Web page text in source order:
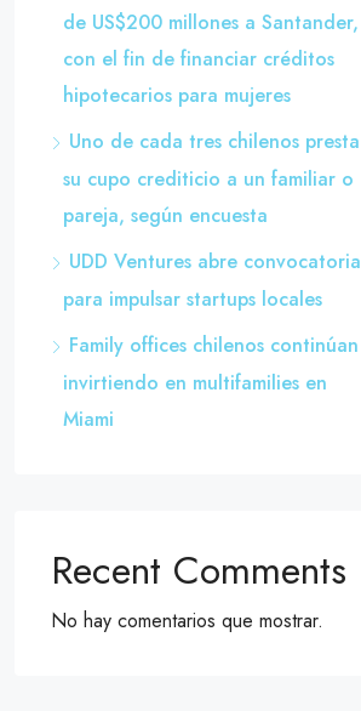
de US$200 millones a Santander,
con el fin de financiar créditos
hipotecarios para mujeres
Uno de cada tres chilenos presta
su cupo crediticio a un familiar o
pareja, según encuesta
UDD Ventures abre convocatoria
para impulsar startups locales
Family offices chilenos continúan
invirtiendo en multifamilies en
Miami
Recent Comments
No hay comentarios que mostrar.